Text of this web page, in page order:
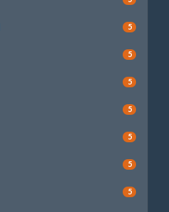
5
5
5
5
5
5
5